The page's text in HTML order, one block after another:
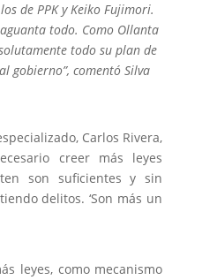
de PPK y Keiko Fujimori.
todo. Como Ollanta
todo su plan de
gobierno”, comentó Silva
Carlos Rivera,
creer más leyes
son suficientes y sin
delitos. ‘Son más un
leyes, como mecanismo